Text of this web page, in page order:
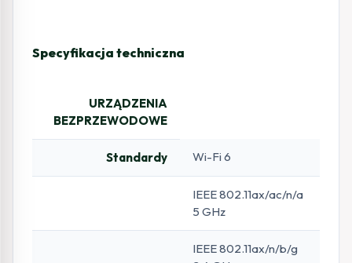
Specyfikacja techniczna
URZĄDZENIA
BEZPRZEWODOWE
Standardy Wi-Fi 6
IEEE 802.11ax/ac/n/a
5 GHz
IEEE 802.11ax/n/b/g